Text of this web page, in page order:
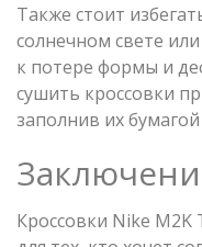
Также стоит
солнечном свете
к потере формы и
сушить кроссовки
заполнив их
Кроссовки Nike